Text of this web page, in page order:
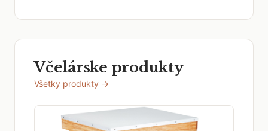
Včelárske produkty
Všetky produkty →